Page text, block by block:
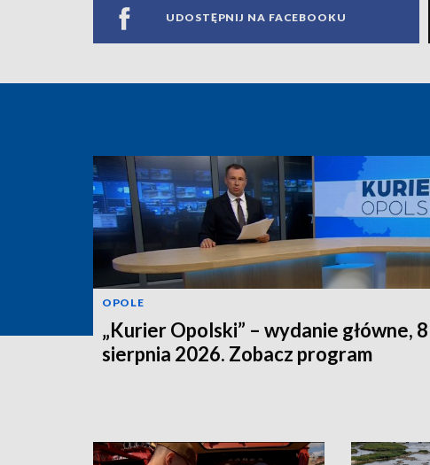
UDOSTĘPNIJ NA FACEBOOKU
OPOLE
„Kurier Opolski” – wydanie główne, 8
sierpnia 2026. Zobacz program